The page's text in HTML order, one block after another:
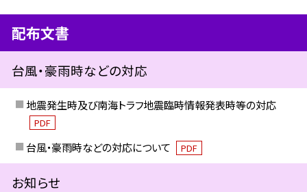
配布文書
台風・豪雨時などの対応
地震発生時及び南海トラフ地震臨時情報発表時等の対応
PDF
台風・豪雨時などの対応について PDF
お知らせ